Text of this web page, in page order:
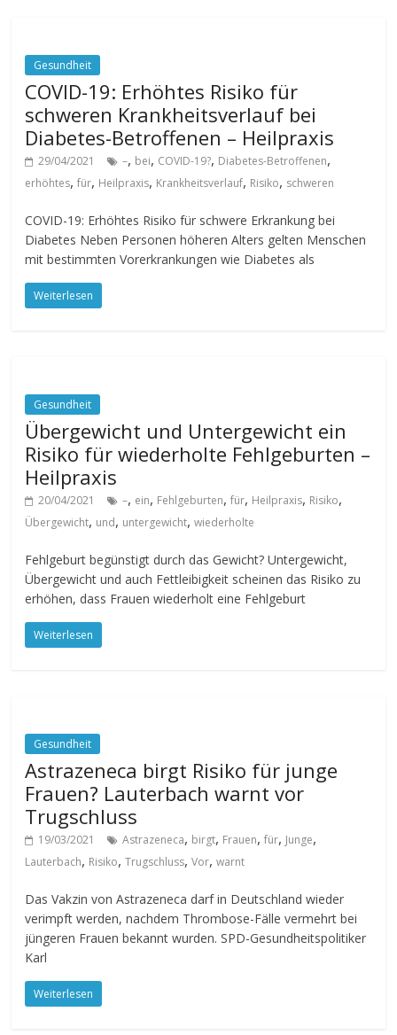
Gesundheit
COVID-19: Erhöhtes Risiko für
schweren Krankheitsverlauf bei
Diabetes-Betroffenen – Heilpraxis
29/04/2021 –, bei, COVID-19?, Diabetes-Betroffenen,
erhöhtes,für, Heilpraxis, Krankheitsverlauf, Risiko, schweren
COVID-19: Erhöhtes Risiko für schwere Erkrankung bei
Diabetes Neben Personen höheren Alters gelten Menschen
mit bestimmten Vorerkrankungen wie Diabetes als
Weiterlesen
Gesundheit
Übergewicht und Untergewicht ein
Risiko für wiederholte Fehlgeburten –
Heilpraxis
20/04/2021 –, ein, Fehlgeburten,für, Heilpraxis, Risiko,
Übergewicht, und, untergewicht,wiederholte
Fehlgeburt begünstigt durch das Gewicht? Untergewicht,
Übergewicht und auch Fettleibigkeit scheinen das Risiko zu
erhöhen, dass Frauen wiederholt eine Fehlgeburt
Weiterlesen
Gesundheit
Astrazeneca birgt Risiko für junge
Frauen? Lauterbach warnt vor
Trugschluss
19/03/2021 Astrazeneca, birgt, Frauen,für, Junge,
Lauterbach, Risiko,Trugschluss,Vor,warnt
Das Vakzin von Astrazeneca darf in Deutschland wieder
verimpft werden, nachdem Thrombose-Fälle vermehrt bei
jüngeren Frauen bekannt wurden. SPD-Gesundheitspolitiker
Karl
Weiterlesen